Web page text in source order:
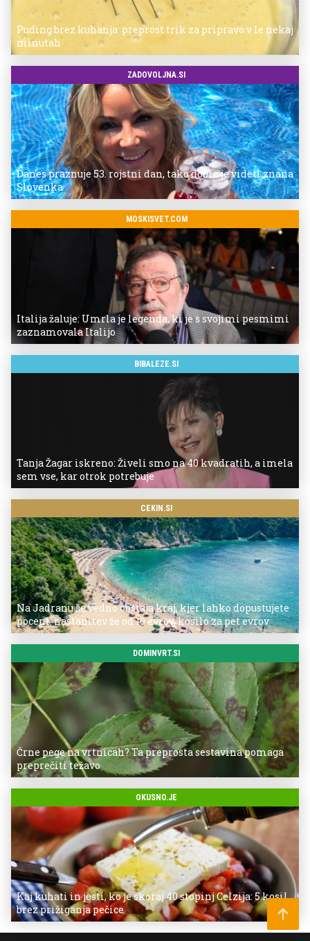
Puding brez kuhanja: preprost trik za pripravo v le nekaj
minutah
ZADOVOLJNA.SI
Danes praznuje 53. rojstni dan, tako dobro je videti znana
Slovenka
MOSKISVET.COM
Italija žaluje: Umrla je legenda, ki je s svojimi pesmimi
zaznamovala Italijo
BIBALEZE.SI
Tanja Žagar iskreno: Živeli smo na 40 kvadratih, a imela
sem vse, kar otrok potrebuje
CEKIN.SI
Na Jadranu še vedno obstaja kraj, kjer lahko dopustujete
poceni: nastanitev že od 10 evrov, kosilo za pet evrov
DOMINVRT.SI
Črne pege na vrtnicah? Ta preprosta sestavina pomaga
preprečiti težavo
OKUSNO.JE
Kaj kuhati in jesti, ko je skoraj 40 stopinj Celzija: 5 kosil
brez prižiganja pečice